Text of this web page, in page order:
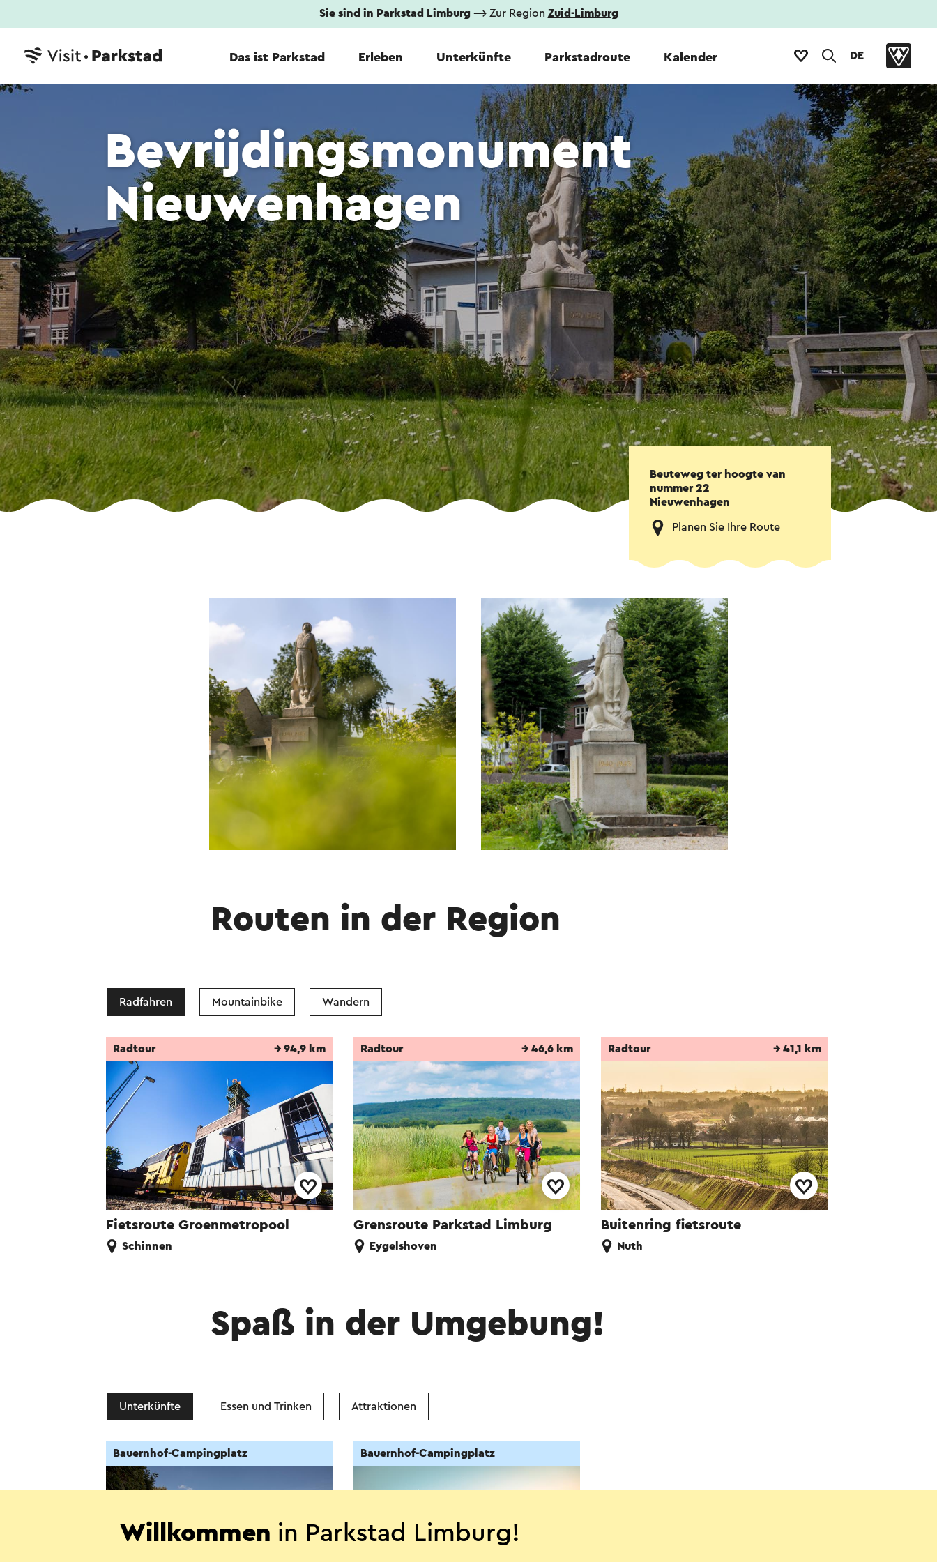
Sie sind in Parkstad Limburg⟶ Zur Region Zuid-Limburg
Das ist Parkstad Erleben Unterkünfte Parkstadroute Kalender DE
Bevrijdingsmonument
Nieuwenhagen
Beuteweg ter hoogte van
nummer 22
Nieuwenhagen
Planen Sie Ihre Route
Routen in der Region
Radfahren Mountainbike Wandern
Fietsroute Groenmetropool
Radtour → 94,9 km
Schinnen
Grensroute Parkstad Limburg
Radtour → 46,6 km
Eygelshoven
Buitenring fietsroute
Radtour → 41,1 km
Nuth
Spaß in der Umgebung!
Unterkünfte Essen und Trinken Attraktionen
Bauernhof-Campingplatz Bauernhof-Campingplatz
Willkommen in Parkstad Limburg!